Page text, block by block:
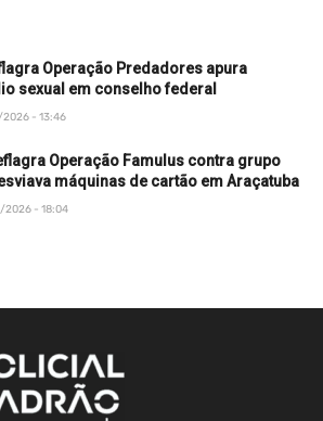
Operação Predadores apura
sexual em conselho federal
- 13:46
Operação Famulus contra grupo
máquinas de cartão em Araçatuba
- 18:04